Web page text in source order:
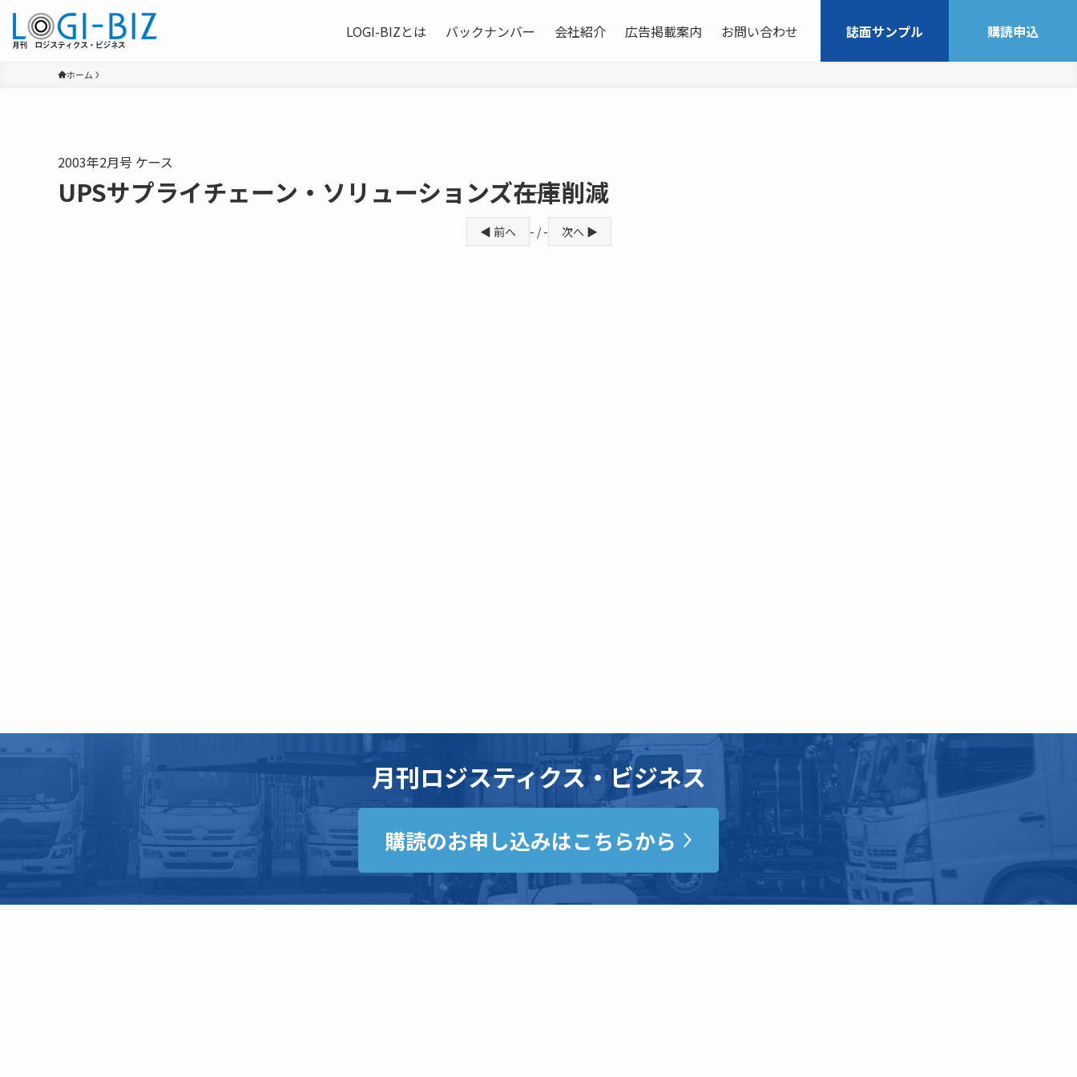
LOGI-BIZとは バックナンバー 会社紹介 広告掲載案内 お問い合わせ 誌面サンプル 購読申込
ホーム
2003年2月号 ケース
UPSサプライチェーン・ソリューションズ――在庫削減
◀ 前へ - / - 次へ ▶
月刊ロジスティクス・ビジネス
購読のお申し込みはこちらから